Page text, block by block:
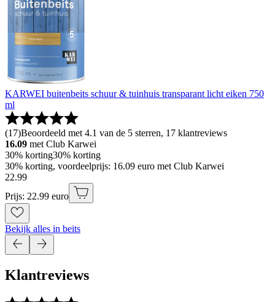
KARWEI buitenbeits schuur & tuinhuis transparant licht eiken 750
ml
(17)Beoordeeld met 4.1 van de 5 sterren, 17 klantreviews
16.09 met Club Karwei
30% korting30% korting
30% korting, voordeelprijs: 16.09 euro met Club Karwei
22.99
Prijs: 22.99 euro
Bekijk alles in beits
Klantreviews